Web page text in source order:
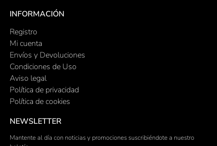
INFORMACIÓN
Registro
Mi cuenta
Envíos y Devoluciones
Condiciones de Uso
Aviso legal
Política de privacidad
Política de cookies
NEWSLETTER
Mantente al día con noticias y promociones suscribiéndote a nuestro